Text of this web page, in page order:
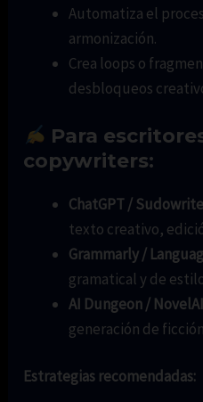
Automatiza el
armonización.
Crea loops o
desbloqueos
Para
copywriters:
ChatGPT /
texto creativo,
Grammarly /
gramatical y de
AI Dungeon / NovelAI
generación de
Estrategias recomendadas: